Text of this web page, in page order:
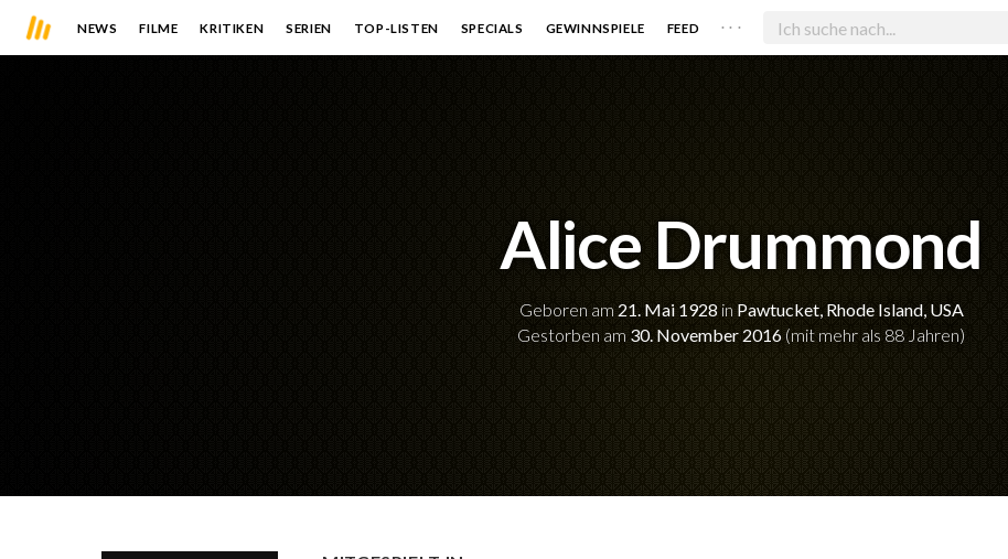
NEWS FILME KRITIKEN SERIEN TOP-LISTEN SPECIALS GEWINNSPIELE FEED . . .
Alice Drummond
Geboren am 21. Mai 1928in Pawtucket, Rhode Island, USA
Gestorben am 30. November 2016 (mit mehr als 88 Jahren)